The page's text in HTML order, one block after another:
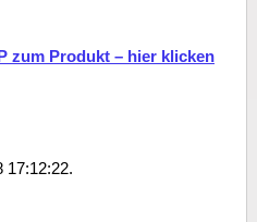
zum Produkt – hier klicken
17:12:22.